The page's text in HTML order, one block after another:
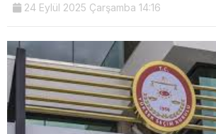
24 Eylül 2025 Çarşamba 14:16